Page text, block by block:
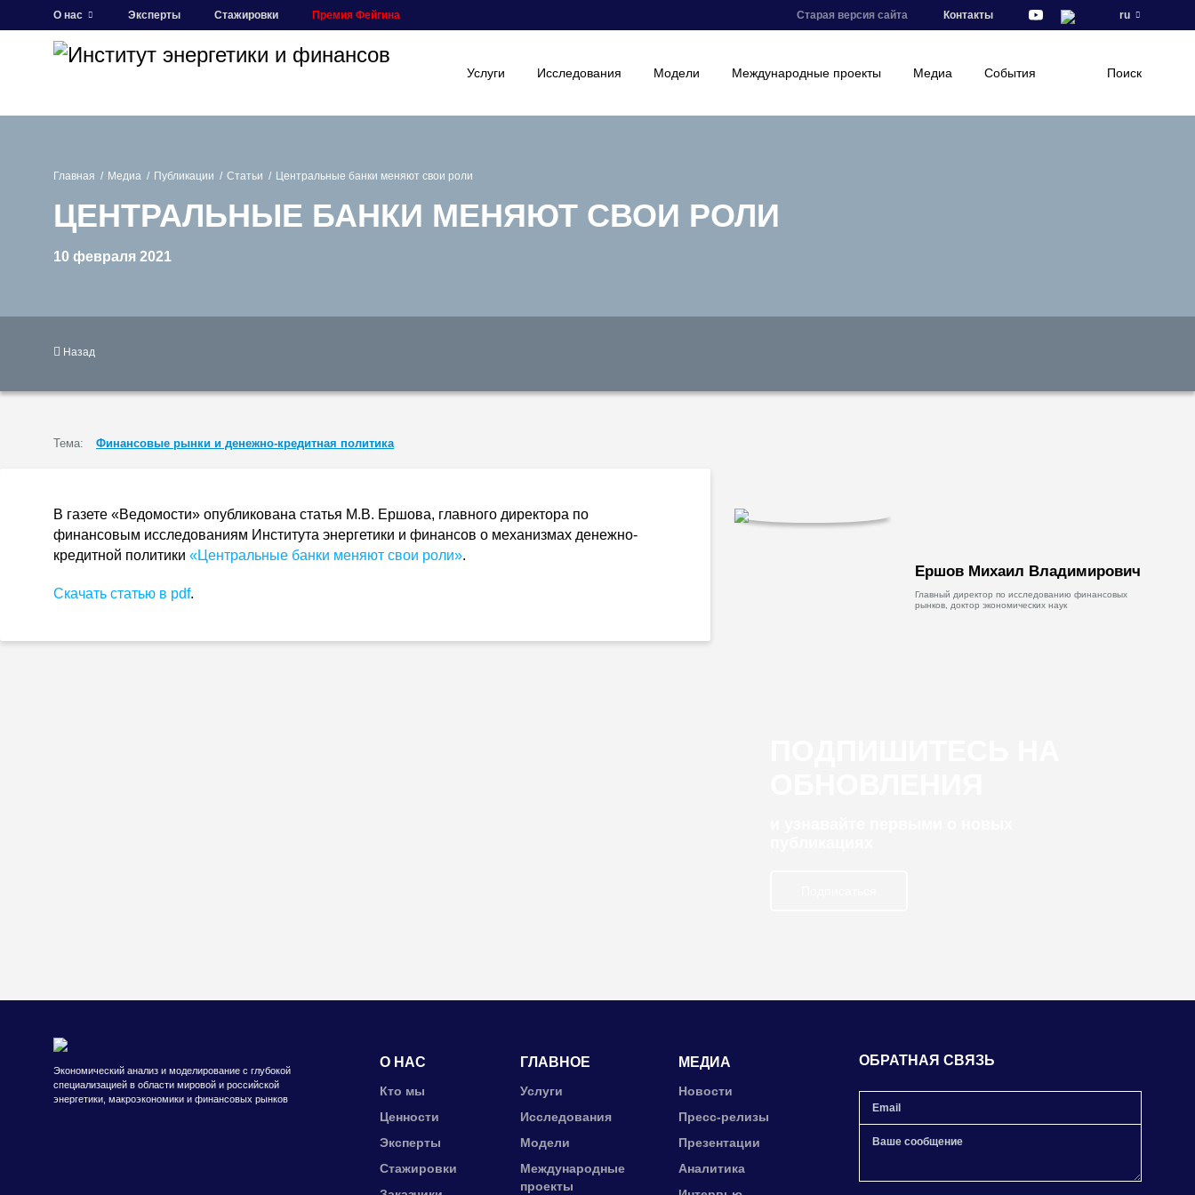
О нас Эксперты Стажировки Премия Фейгина Старая версия сайта Контакты ru
Услуги Исследования Модели Международные проекты Медиа События Поиск
Главная Медиа Публикации Статьи Центральные банки меняют свои роли
ЦЕНТРАЛЬНЫЕ БАНКИ МЕНЯЮТ СВОИ РОЛИ
10 февраля 2021
Назад
Тема: Финансовые рынки и денежно-кредитная политика
В газете «Ведомости» опубликована статья М.В. Ершова, главного директора по
финансовым исследованиям Института энергетики и финансов о механизмах денежно-
кредитной политики «Центральные банки меняют свои роли».
Скачать статью в pdf.
Ершов Михаил Владимирович
Главный директор по исследованию финансовых
рынков, доктор экономических наук
Экономический анализ и моделирование с глубокой
специализацией в области мировой и российской
энергетики, макроэкономики и финансовых рынков
О НАС
Кто мы
Ценности
Эксперты
Стажировки
ГЛАВНОЕ
Услуги
Исследования
Модели
Международные
проекты
МЕДИА
Новости
Пресс-релизы
Презентации
Аналитика
ОБРАТНАЯ СВЯЗЬ